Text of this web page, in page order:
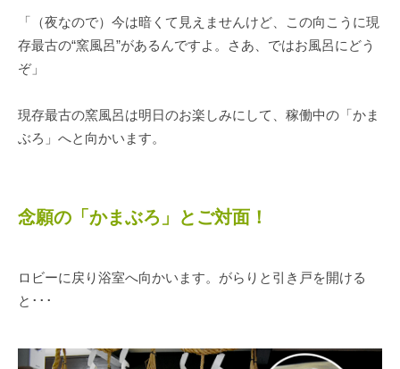
「（夜なので）今は暗くて見えませんけど、この向こうに現
存最古の“窯風呂”があるんですよ。さあ、ではお風呂にどう
ぞ」
現存最古の窯風呂は明日のお楽しみにして、稼働中の「かま
ぶろ」へと向かいます。
念願の「かまぶろ」とご対面！
ロビーに戻り浴室へ向かいます。がらりと引き戸を開ける
と･･･